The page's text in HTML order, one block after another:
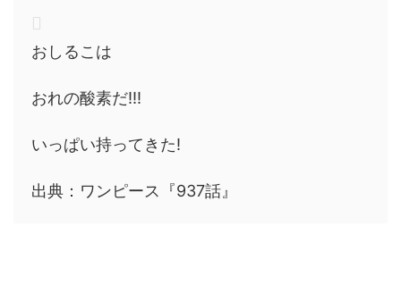
おしるこは
おれの酸素だ!!!
いっぱい持ってきた!
出典：ワンピース『937話』